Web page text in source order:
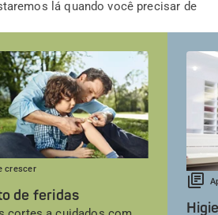
lá quando você precisar de
crescer
de feridas